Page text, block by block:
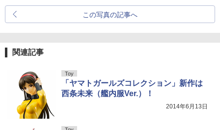
この写真の記事へ
関連記事
Toy
「ヤマトガールズコレクション」新作は
西条未来（艦内服Ver.）！
2014年6月13日